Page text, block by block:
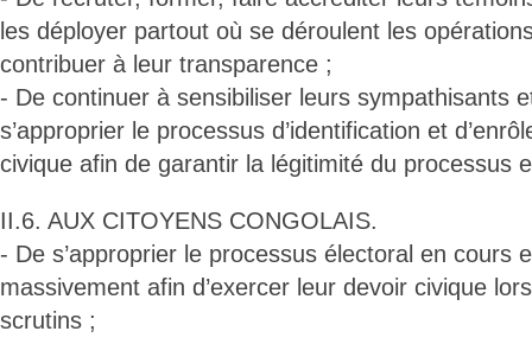
les déployer partout où se déroulent les
contribuer à leur transparence ;
- De continuer à sensibiliser leurs sympathisants
s’approprier le processus d’identification et
civique afin de garantir la légitimité du processus
II.6. AUX CITOYENS CONGOLAIS.
- De s’approprier le processus électoral en cours
massivement afin d’exercer leur devoir civique
scrutins ;